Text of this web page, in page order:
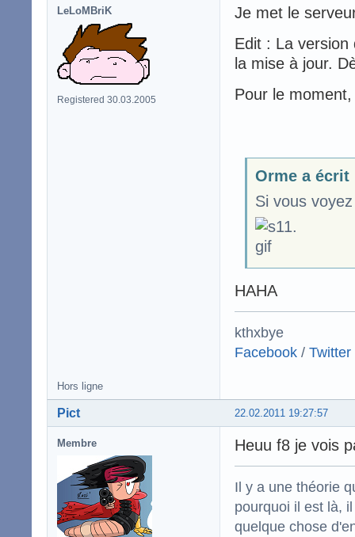
LeLoMBriK
Registered 30.03.2005
Je met le
Edit : La version
la mise à jour.
Pour le
Orme a écrit
Si vous
HAHA
kthxbye
Facebook / Twitter
Hors ligne
22.02.2011 19:27:57
Pict
Membre Heuu f8 je vois
Il y a une théorie
pourquoi il est là,
quelque chose